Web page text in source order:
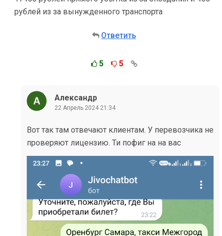
рублей из за вынужденного транспорта
Ответить
5 5
Александр
22 Апрель 2024 21:34
Вот так там отвечают клиентам. У перевозчика не
проверяют лицензию. Ти пофиг на на вас